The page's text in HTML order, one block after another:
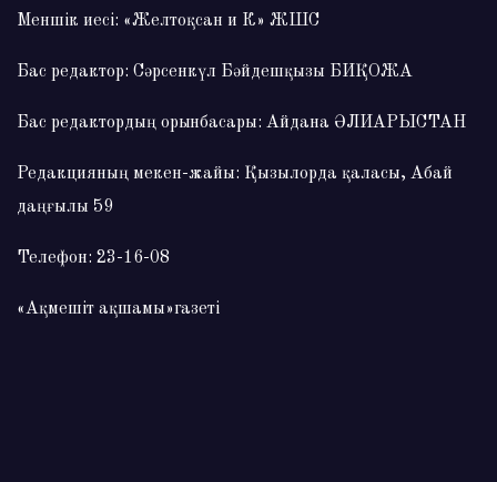
Меншік иесі: «Желтоқсан и К» ЖШС
Бас редактор: Сәрсенкүл Бәйдешқызы БИҚОЖА
Бас редактордың орынбасары: Айдана ӘЛИАРЫСТАН
Редакцияның мекен-жайы: Қызылорда қаласы, Абай
даңғылы 59
Телефон: 23-16-08
«Ақмешіт ақшамы»газеті